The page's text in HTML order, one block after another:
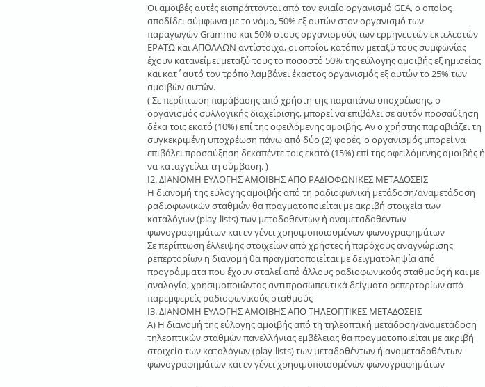
Οι αμοιβές αυτές εισπράττονται από τον ενιαίο οργανισμό GEA, ο οποίος
αποδίδει σύμφωνα με το νόμο, 50% εξ αυτών στον οργανισμό των
παραγωγών Grammo και 50% στους οργανισμούς των ερμηνευτών εκτελεστών
ΕΡΑΤΩ και ΑΠΟΛΛΩΝ αντίστοιχα, οι οποίοι, κατόπιν μεταξύ τους συμφωνίας
έχουν κατανείμει μεταξύ τους το ποσοστό 50% της εύλογης αμοιβής εξ ημισείας
και κατ΄αυτό τον τρόπο λαμβάνει έκαστος οργανισμός εξ αυτών το 25% των
αμοιβών αυτών.
( Σε περίπτωση παράβασης από χρήστη της παραπάνω υποχρέωσης, ο
οργανισμός συλλογικής διαχείρισης, μπορεί να επιβάλει σε αυτόν προσαύξηση
δέκα τοις εκατό (10%) επί της οφειλόμενης αμοιβής. Αν ο χρήστης παραβιάζει τη
συγκεκριμένη υποχρέωση πάνω από δύο (2) φορές, ο οργανισμός μπορεί να
επιβάλει προσαύξηση δεκαπέντε τοις εκατό (15%) επί της οφειλόμενης αμοιβής ή
να καταγγείλει τη σύμβαση. )
Ι2. ΔΙΑΝΟΜΗ ΕΥΛΟΓΗΣ ΑΜΟΙΒΗΣ ΑΠΟ ΡΑΔΙΟΦΩΝΙΚΕΣ ΜΕΤΑΔΟΣΕΙΣ
Η διανομή της εύλογης αμοιβής από τη ραδιοφωνική μετάδοση/αναμετάδοση
ραδιοφωνικών σταθμών θα πραγματοποιείται με ακριβή στοιχεία των
καταλόγων (play-lists) των μεταδοθέντων ή αναμεταδοθέντων
φωνογραφημάτων και εν γένει χρησιμοποιουμένων φωνογραφημάτων
Σε περίπτωση έλλειψης στοιχείων από χρήστες ή παρόχους αναγνώρισης
ρεπερτορίων η διανομή θα πραγματοποιείται με δειγματοληψία από
προγράμματα που έχουν σταλεί από άλλους ραδιοφωνικούς σταθμούς ή και με
αναλογία, χρησιμοποιώντας αντιπροσωπευτικά δείγματα ρεπερτορίων από
παρεμφερείς ραδιοφωνικούς σταθμούς
Ι3. ΔΙΑΝΟΜΗ ΕΥΛΟΓΗΣ ΑΜΟΙΒΗΣ ΑΠΟ ΤΗΛΕΟΠΤΙΚΕΣ ΜΕΤΑΔΟΣΕΙΣ
Α) Η διανομή της εύλογης αμοιβής από τη τηλεοπτική μετάδοση/αναμετάδοση
τηλεοπτικών σταθμών πανελλήνιας εμβέλειας θα πραγματοποιείται με ακριβή
στοιχεία των καταλόγων (play-lists) των μεταδοθέντων ή αναμεταδοθέντων
φωνογραφημάτων και εν γένει χρησιμοποιουμένων φωνογραφημάτων